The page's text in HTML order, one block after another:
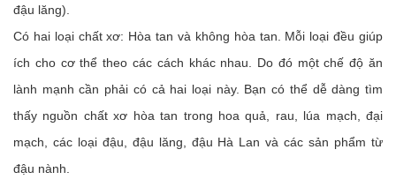
đậu lăng).
Có hai loại chất xơ: Hòa tan và không hòa tan. Mỗi loại đều giúp
ích cho cơ thể theo các cách khác nhau. Do đó một chế độ ăn
lành mạnh cần phải có cả hai loại này. Bạn có thể dễ dàng tìm
thấy nguồn chất xơ hòa tan trong hoa quả, rau, lúa mạch, đại
mạch, các loại đậu, đậu lăng, đậu Hà Lan và các sản phẩm từ
đậu nành.